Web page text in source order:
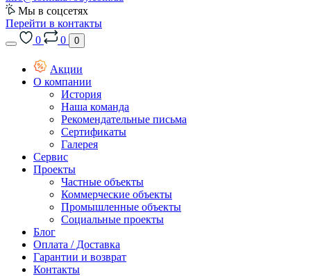
Мы в соцсетях
Перейти в контакты
0
0 0
Акции
О компании
История
Наша команда
Рекомендательные письма
Сертификаты
Галерея
Сервис
Проекты
Частные объекты
Коммерческие объекты
Промышленные объекты
Социальные проекты
Блог
Оплата / Доставка
Гарантии и возврат
Контакты